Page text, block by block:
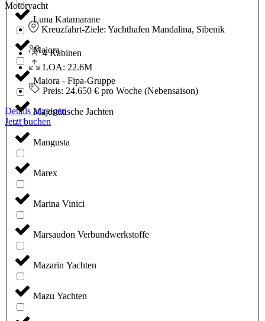
Luna Katamarane
Maiora
Maiora - Fipa-Gruppe
Majestätische Jachten
Mangusta
Marex
Marina Vinici
Marsaudon Verbundwerkstoffe
Mazarin Yachten
Mazu Yachten
Motoryacht
Kreuzfahrt-Ziele: Yachthafen Mandalina, Sibenik
4 Kabinen
LOA: 22.6M
Preis: 24.650 € pro Woche (Nebensaison)
Details anzeigen
Jetzt buchen